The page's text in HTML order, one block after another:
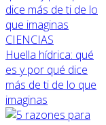
CIENCIAS
Huella hídrica: qué
es y por qué dice
más de ti de lo que
imaginas